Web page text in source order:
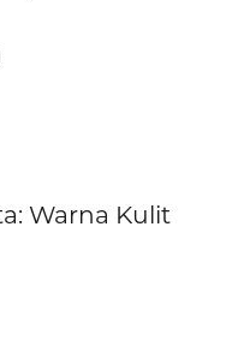
Warna Kulit